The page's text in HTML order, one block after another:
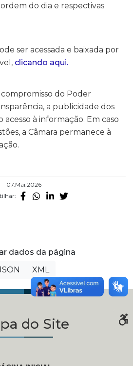
do dia e respectivas
ser acessada e baixada por
clicando aqui.
do Poder
a publicidade dos
acesso à informação. Em caso
a Câmara permanece à
07.Mai.2026
dados da página
XML
do Site